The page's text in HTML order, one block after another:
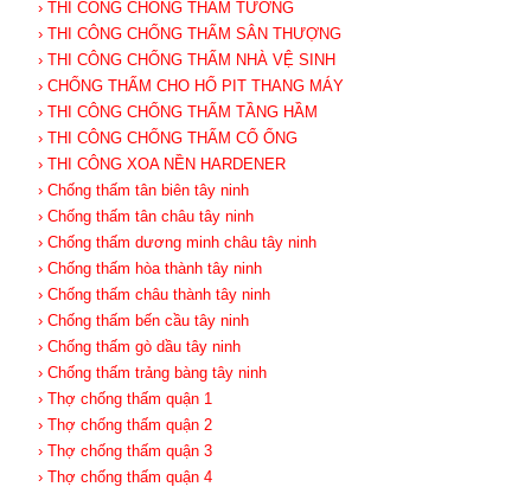
› THI CÔNG CHỐNG THẤM TƯỜNG
› THI CÔNG CHỐNG THẤM SÂN THƯỢNG
› THI CÔNG CHỐNG THẤM NHÀ VỆ SINH
› CHỐNG THẤM CHO HỐ PIT THANG MÁY
› THI CÔNG CHỐNG THẤM TẦNG HẦM
› THI CÔNG CHỐNG THẤM CỔ ỐNG
› THI CÔNG XOA NỀN HARDENER
› Chống thấm tân biên tây ninh
› Chống thấm tân châu tây ninh
› Chống thấm dương minh châu tây ninh
› Chống thấm hòa thành tây ninh
› Chống thấm châu thành tây ninh
› Chống thấm bến cầu tây ninh
› Chống thấm gò dầu tây ninh
› Chống thấm trảng bàng tây ninh
› Thợ chống thấm quận 1
› Thợ chống thấm quận 2
› Thợ chống thấm quận 3
› Thợ chống thấm quận 4